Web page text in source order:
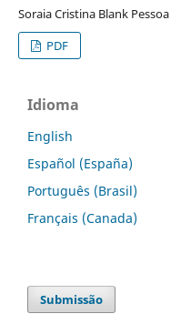
Soraia Cristina Blank Pessoa
PDF
Idioma
English
Español (España)
Português (Brasil)
Français (Canada)
Submissão